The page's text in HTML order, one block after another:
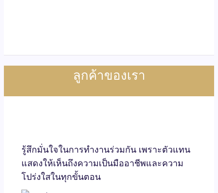
ลูกค้าของเรา
รู้สึกมั่นใจในการทำงานร่วมกัน เพราะตัวแทน
แสดงให้เห็นถึงความเป็นมืออาชีพและความ